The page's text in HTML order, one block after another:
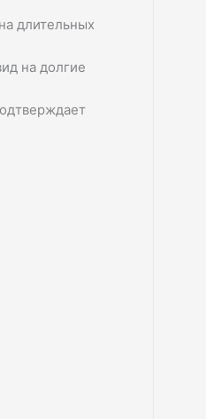
длительных
на долгие